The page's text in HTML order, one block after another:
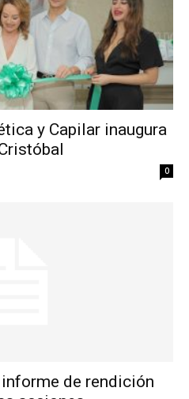
y Capilar inaugura
0
de rendición